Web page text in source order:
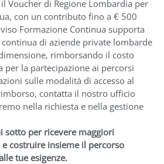
Voucher di Regione Lombardia per
con un contributo fino a € 500
Formazione Continua supporta
di aziende private lombarde
rimborsando il costo
per la partecipazione ai percorsi
sulle modalità di accesso al
contatta il nostro ufficio
nella richiesta e nella gestione
sotto per ricevere maggiori
costruire insieme il percorso
tue esigenze.